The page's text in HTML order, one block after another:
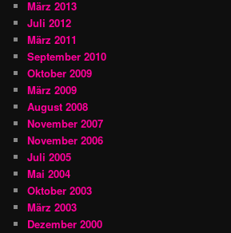
März 2013
Juli 2012
März 2011
September 2010
Oktober 2009
März 2009
August 2008
November 2007
November 2006
Juli 2005
Mai 2004
Oktober 2003
März 2003
Dezember 2000